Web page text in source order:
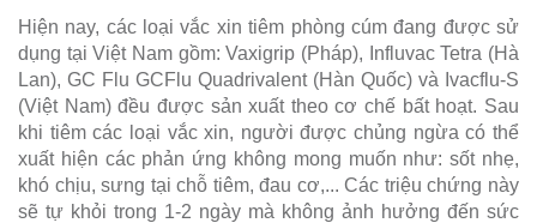
Hiện nay, các loại vắc xin tiêm phòng cúm đang được sử
dụng tại Việt Nam gồm: Vaxigrip (Pháp), Influvac Tetra (Hà
Lan), GC Flu GCFlu Quadrivalent (Hàn Quốc) và Ivacflu-S
(Việt Nam) đều được sản xuất theo cơ chế bất hoạt. Sau
khi tiêm các loại vắc xin, người được chủng ngừa có thể
xuất hiện các phản ứng không mong muốn như: sốt nhẹ,
khó chịu, sưng tại chỗ tiêm, đau cơ,... Các triệu chứng này
sẽ tự khỏi trong 1-2 ngày mà không ảnh hưởng đến sức